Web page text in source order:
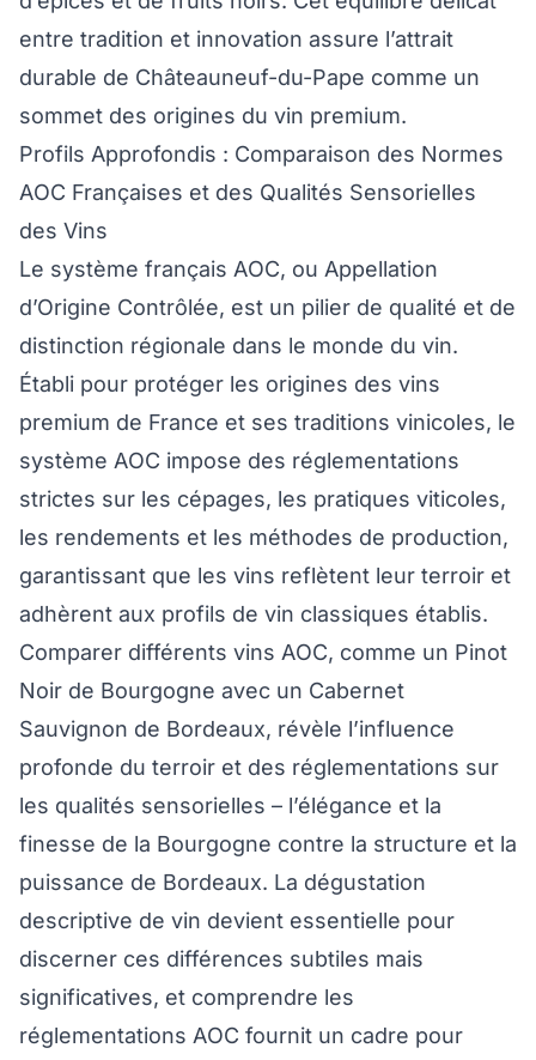
entre tradition et innovation assure l’attrait
durable de Châteauneuf-du-Pape comme un
sommet des origines du vin premium.
Profils Approfondis : Comparaison des Normes
AOC Françaises et des Qualités Sensorielles
des Vins
Le système français AOC, ou Appellation
d’Origine Contrôlée, est un pilier de qualité et de
distinction régionale dans le monde du vin.
Établi pour protéger les origines des vins
premium de France et ses traditions vinicoles, le
système AOC impose des réglementations
strictes sur les cépages, les pratiques viticoles,
les rendements et les méthodes de production,
garantissant que les vins reflètent leur terroir et
adhèrent aux profils de vin classiques établis.
Comparer différents vins AOC, comme un Pinot
Noir de Bourgogne avec un Cabernet
Sauvignon de Bordeaux, révèle l’influence
profonde du terroir et des réglementations sur
les qualités sensorielles – l’élégance et la
finesse de la Bourgogne contre la structure et la
puissance de Bordeaux. La dégustation
descriptive de vin devient essentielle pour
discerner ces différences subtiles mais
significatives, et comprendre les
réglementations AOC fournit un cadre pour